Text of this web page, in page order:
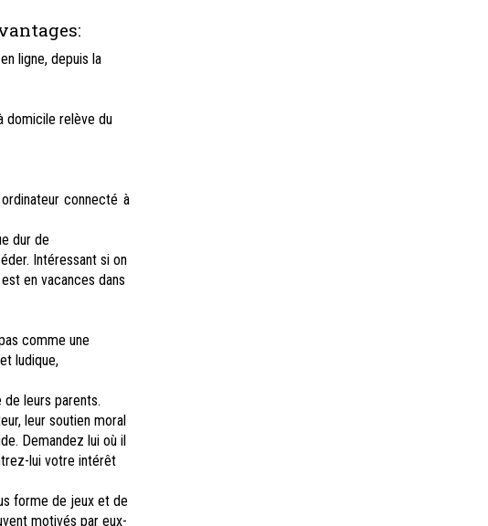
ligne, depuis la
domicile relève du
connecté à
dur de
Intéressant si on
en vacances dans
comme une
ludique,
leurs parents.
leur soutien moral
Demandez lui où il
lui votre intérêt
forme de jeux et de
motivés par eux-